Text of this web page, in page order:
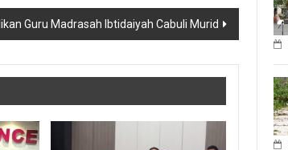
Guru Madrasah Ibtidaiyah Cabuli Murid